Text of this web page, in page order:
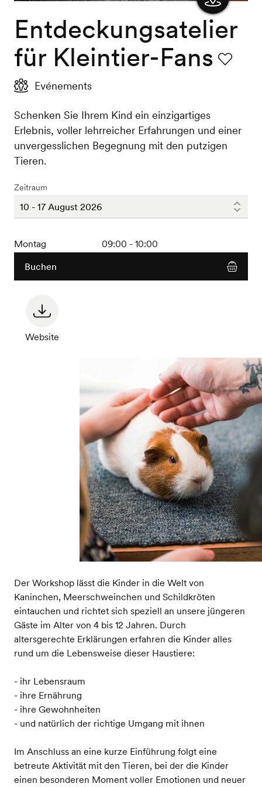
Karte
Entdeckungsatelier
für Kleintier-Fans
Evénements
Schenken Sie Ihrem Kind ein einzigartiges
Erlebnis, voller lehrreicher Erfahrungen und einer
unvergesslichen Begegnung mit den putzigen
Tieren.
Zeitraum
Montag
09:00 - 10:00
Buchen
Website
Der Workshop lässt die Kinder in die Welt von
Kaninchen, Meerschweinchen und Schildkröten
eintauchen und richtet sich speziell an unsere jüngeren
Gäste im Alter von 4 bis 12 Jahren. Durch
altersgerechte Erklärungen erfahren die Kinder alles
rund um die Lebensweise dieser Haustiere:
- ihr Lebensraum
- ihre Ernährung
- ihre Gewohnheiten
- und natürlich der richtige Umgang mit ihnen
Im Anschluss an eine kurze Einführung folgt eine
betreute Aktivität mit den Tieren, bei der die Kinder
einen besonderen Moment voller Emotionen und neuer